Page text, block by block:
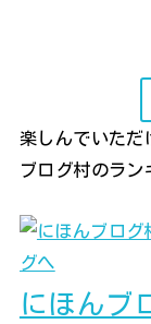
楽しんでいただ
ブログ村のラン
にほんブ